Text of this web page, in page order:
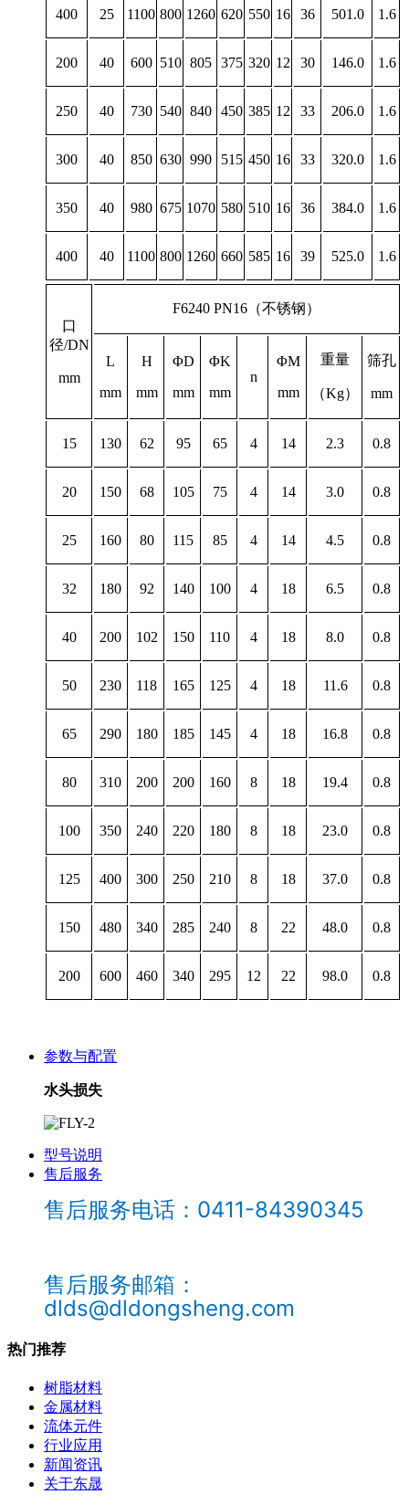
400 25 1100 800 1260 620 550 16 36 501.0 1.6
200 40 600 510 805 375 320 12 30 146.0 1.6
250 40 730 540 840 450 385 12 33 206.0 1.6
300 40 850 630 990 515 450 16 33 320.0 1.6
350 40 980 675 1070 580 510 16 36 384.0 1.6
400 40 1100 800 1260 660 585 16 39 525.0 1.6
口
径/DN
mm
F6240 PN16 （不锈钢）
L
mm
H
mm
ΦD
mm
ΦK
mm
n
ΦM
mm
重量
（Kg）
筛孔
mm
15 130 62 95 65 4 14 2.3 0.8
20 150 68 105 75 4 14 3.0 0.8
25 160 80 115 85 4 14 4.5 0.8
32 180 92 140 100 4 18 6.5 0.8
40 200 102 150 110 4 18 8.0 0.8
50 230 118 165 125 4 18 11.6 0.8
65 290 180 185 145 4 18 16.8 0.8
80 310 200 200 160 8 18 19.4 0.8
100 350 240 220 180 8 18 23.0 0.8
125 400 300 250 210 8 18 37.0 0.8
150 480 340 285 240 8 22 48.0 0.8
200 600 460 340 295 12 22 98.0 0.8
参数与配置
水头损失
型号说明
售后服务
售后服务电话：0411-84390345
售后服务邮箱：
dlds@dldongsheng.com
热门推荐
树脂材料
金属材料
流体元件
行业应用
新闻资讯
关于东晟